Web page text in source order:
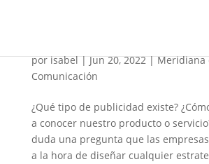
porisabel|Jun 20, 2022|Meridiana
Comunicación
¿Qué tipo de publicidad existe?
a conocer nuestro producto o
duda una pregunta que las
a la hora de diseñar cualquier